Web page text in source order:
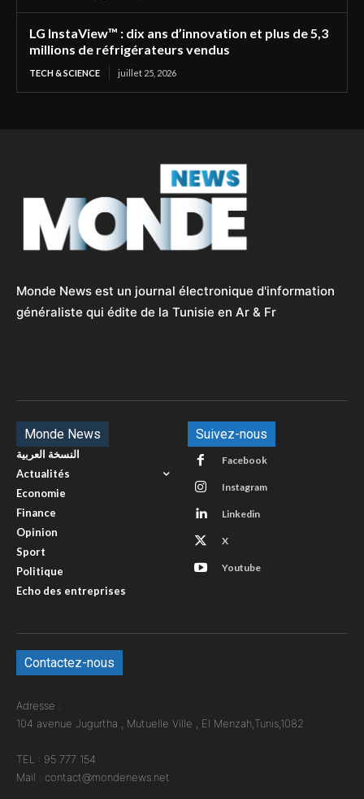
LG InstaView™ : dix ans d’innovation et plus de 5,3
millions de réfrigérateurs vendus
TECH & SCIENCE juillet 25, 2026
Monde News est un journal électronique d'information
généraliste qui édite de la Tunisie en Ar & Fr
Monde News
النسخة العربية
Actualités
Economie
Finance
Opinion
Sport
Politique
Echo des entreprises
Suivez-nous
Facebook
Instagram
Linkedin
X
Youtube
Contactez-nous
Adresse :
104 avenue Jugurtha , Mutuelle Ville , El Menzah,Tunis,1082
TEL : 95 777 154
Mail : contact@mondenews.net